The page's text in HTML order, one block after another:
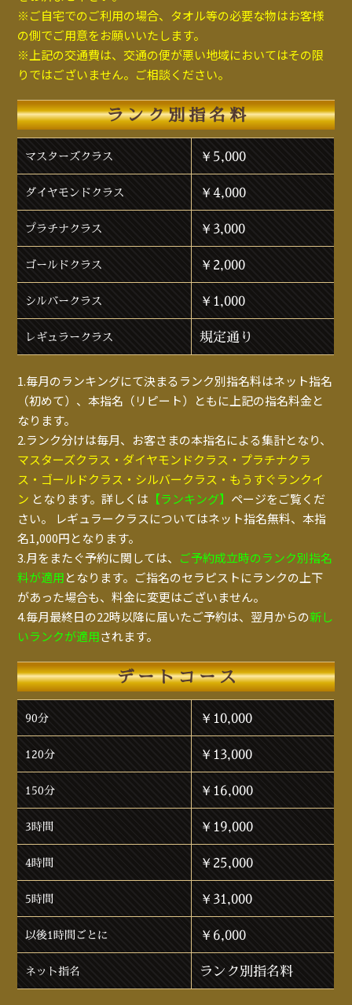
※ご自宅でのご利用の場合、タオル等の必要な物はお客様
の側でご用意をお願いいたします。
※上記の交通費は、交通の便が悪い地域においてはその限
りではございません。ご相談ください。
ランク別指名料
マスターズクラス ￥5,000
ダイヤモンドクラス ￥4,000
プラチナクラス ￥3,000
ゴールドクラス ￥2,000
シルバークラス ￥1,000
レギュラークラス 規定通り
1.毎月のランキングにて決まるランク別指名料はネット指名
（初めて）、本指名（リピート）ともに上記の指名料金と
なります。
2.ランク分けは毎月、お客さまの本指名による集計となり、
マスターズクラス・ダイヤモンドクラス・プラチナクラ
ス・ゴールドクラス・シルバークラス・もうすぐランクイ
ン となります。詳しくは 【ランキング】 ページをご覧くだ
さい。 レギュラークラスについてはネット指名無料、本指
名1,000円となります。
3.月をまたぐ予約に関しては、 ご予約成立時のランク別指名
料が適用となります。ご指名のセラピストにランクの上下
があった場合も、料金に変更はございません。
4.毎月最終日の22時以降に届いたご予約は、翌月からの新し
いランクが適用されます。
デートコース
90分 ￥10,000
120分 ￥13,000
150分 ￥16,000
3時間 ￥19,000
4時間 ￥25,000
5時間 ￥31,000
以後1時間ごとに ￥6,000
ネット指名 ランク別指名料